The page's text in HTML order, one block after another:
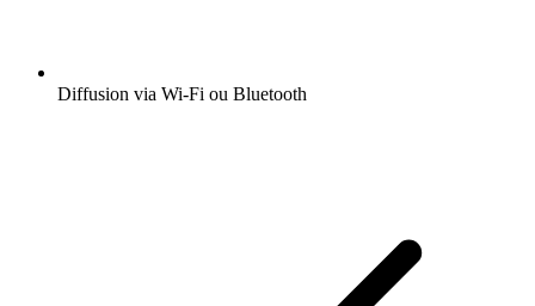
Diffusion via Wi-Fi ou Bluetooth